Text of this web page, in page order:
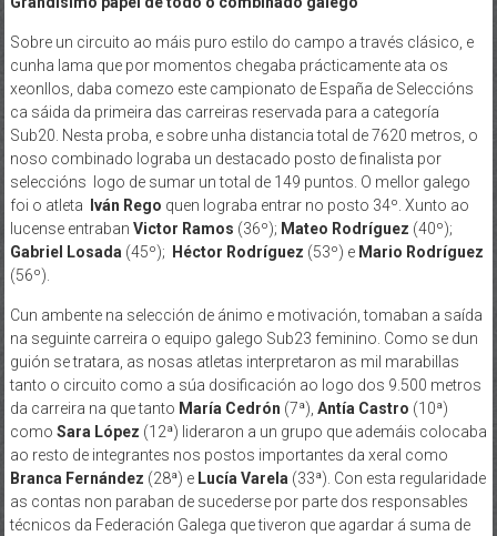
Sobre un circuito ao máis puro estilo do campo a través clásico, e
cunha lama que por momentos chegaba prácticamente ata os
xeonllos, daba comezo este campionato de España de Seleccións
ca sáida da primeira das carreiras reservada para a categoría
Sub20. Nesta proba, e sobre unha distancia total de 7620 metros, o
noso combinado lograba un destacado posto de finalista por
seleccións logo de sumar un total de 149 puntos. O mellor galego
foi o atleta
Iván Rego quen lograba entrar no posto 34º. Xunto ao
lucense entraban Victor Ramos (36º); Mateo Rodríguez (40º);
Gabriel Losada(45º); Héctor Rodríguez (53º) e Mario Rodríguez
(56º).
Cun ambente na selección de ánimo e motivación, tomaban a saída
na seguinte carreira o equipo galego Sub23 feminino. Como se dun
guión se tratara, as nosas atletas interpretaron as mil marabillas
tanto o circuito como a súa dosificación ao logo dos 9.500 metros
da carreira na que tanto María Cedrón (7ª), Antía Castro (10ª)
como Sara López (12ª) lideraron a un grupo que ademáis colocaba
ao resto de integrantes nos postos importantes da xeral como
Branca Fernández (28ª) eLucía Varela(33ª). Con esta regularidade
as contas non paraban de sucederse por parte dos responsables
técnicos da Federación Galega que tiveron que agardar á suma de